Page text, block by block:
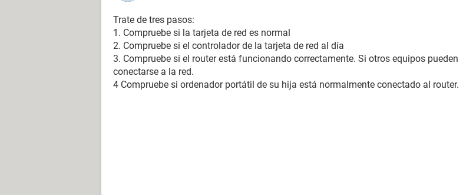
Trate de tres pasos:
1. Compruebe si la tarjeta de red es normal
2. Compruebe si el controlador de la tarjeta de red al día
3. Compruebe si el router está funcionando correctamente. Si otros equipos pueden
conectarse a la red.
4 Compruebe si ordenador portátil de su hija está normalmente conectado al router.